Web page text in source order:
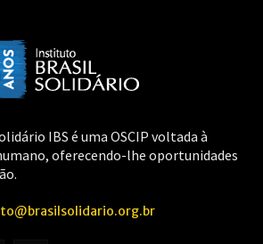
IBS é uma OSCIP voltada à
oferecendo-lhe oportunidades